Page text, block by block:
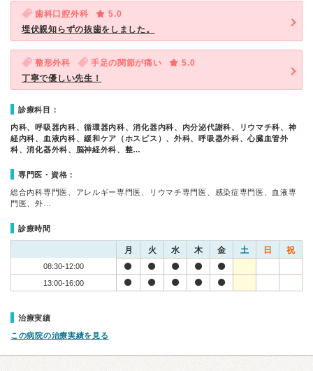
歯科口腔外科
5.0
埋伏親知らずの抜歯をしました。
整形外科 手足の関節が痛い
5.0
丁寧で優しい先生！
診療科目：
内科、呼吸器内科、循環器内科、消化器内科、内分泌代謝科、リウマチ科、神
経内科、血液内科、緩和ケア（ホスピス）、外科、呼吸器外科、心臓血管外
科、消化器外科、脳神経外科、整…
専門医・資格：
総合内科専門医、アレルギー専門医、リウマチ専門医、感染症専門医、血液専
門医、外…
診療時間
月 火 水 木 金 土 日 祝
08:30-12:00
13:00-16:00
治療実績
この病院の治療実績を見る